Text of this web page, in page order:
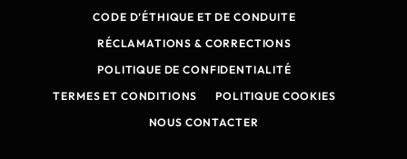
CODE D’ÉTHIQUE ET DE CONDUITE
RÉCLAMATIONS & CORRECTIONS
POLITIQUE DE CONFIDENTIALITÉ
TERMES ET CONDITIONS
POLITIQUE COOKIES
NOUS CONTACTER